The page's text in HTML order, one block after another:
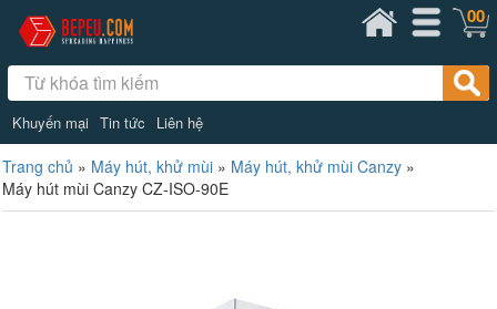
Khuyến mại Tin tức Liên hệ
00
Trang chủ » Máy hút, khử mùi » Máy hút, khử mùi Canzy »
Máy hút mùi Canzy CZ-ISO-90E